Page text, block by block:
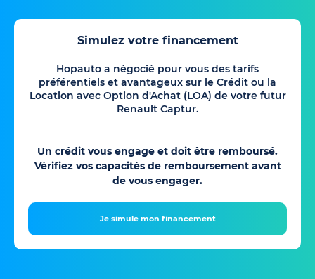
Simulez votre financement
Hopauto a négocié pour vous des tarifs
préférentiels et avantageux sur le Crédit ou la
Location avec Option d'Achat (LOA) de votre futur
Renault Captur.
Un crédit vous engage et doit être remboursé.
Vérifiez vos capacités de remboursement avant
de vous engager.
Je simule mon financement